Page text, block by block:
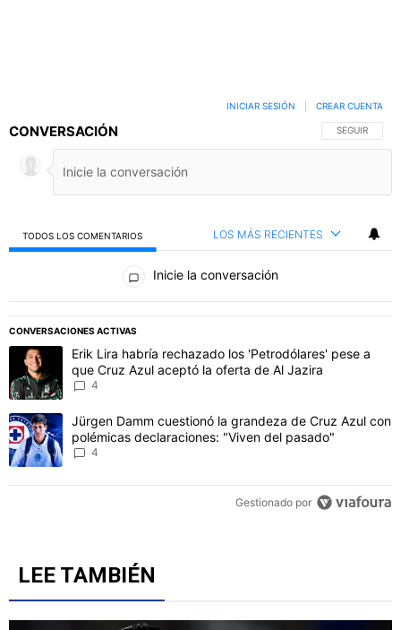
CONVERSACIÓN SIGA ESTA
SEGUIR
INICIAR SESIÓN CREAR CUENTA
TODOS LOS COMENTARIOS LOS MÁS RECIENTES
Todos los comentarios
Inicie la conversación
CONVERSACIONES ACTIVAS
Este listado muestra los artículos con más comentarios en los
Un artículo de tendencia con el título "Erik Lira habría rechazado
Erik Lira habría rechazado los 'Petrodólares' pese a
que Cruz Azul aceptó la oferta de Al Jazira
Un artículo de tendencia con el título "Jürgen Damm cuestionó
Jürgen Damm cuestionó la grandeza de Cruz Azul con